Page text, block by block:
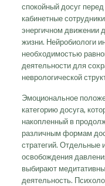
спокойный досуг
кабинетные
энергичном движении
жизни. Нейробиологи
необходимостью
деятельности для
неврологической
Эмоциональное
категорию досуга,
накопленный в
различным формам
стратегий. Отдельные
освобождения
выбирают
деятельность.